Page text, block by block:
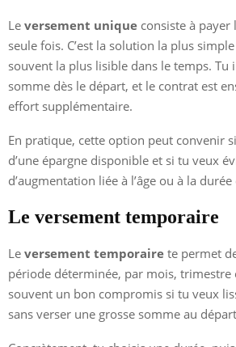
Le versement unique consiste à payer
seule fois. C’est la solution la plus
souvent la plus lisible dans le temps. Tu
somme dès le départ, et le contrat est
effort supplémentaire.
En pratique, cette option peut convenir
d’une épargne disponible et si tu veux
d’augmentation liée à l’âge ou à la
Le versement temporaire
Le versement temporaire te permet
période déterminée, par mois, trimestre
souvent un bon compromis si tu veux
sans verser une grosse somme au